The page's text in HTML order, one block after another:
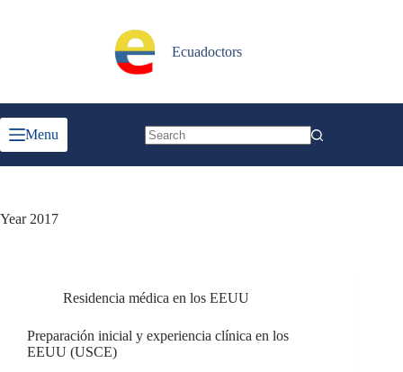
Ecuadoctors
Menu
results
Year2017
Residencia médica en los EEUU
Preparación inicial y experiencia clínica en los
EEUU (USCE)